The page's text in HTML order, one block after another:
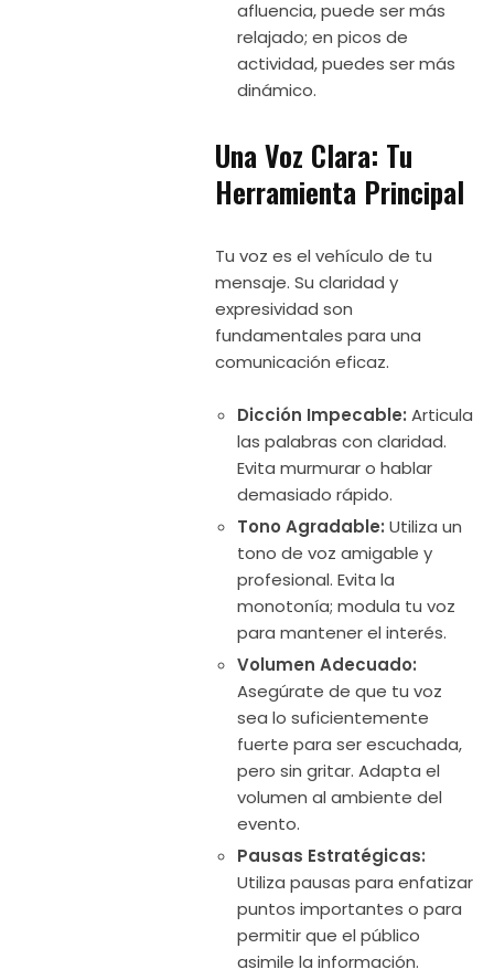
afluencia, puede ser más
relajado; en picos de
actividad, puedes ser más
dinámico.
Una Voz Clara: Tu
Herramienta Principal
Tu voz es el vehículo de tu
mensaje. Su claridad y
expresividad son
fundamentales para una
comunicación eficaz.
Dicción Impecable: Articula
las palabras con claridad.
Evita murmurar o hablar
demasiado rápido.
Tono Agradable: Utiliza un
tono de voz amigable y
profesional. Evita la
monotonía; modula tu voz
para mantener el interés.
Volumen Adecuado:
Asegúrate de que tu voz
sea lo suficientemente
fuerte para ser escuchada,
pero sin gritar. Adapta el
volumen al ambiente del
evento.
Pausas Estratégicas:
Utiliza pausas para enfatizar
puntos importantes o para
permitir que el público
asimile la información.